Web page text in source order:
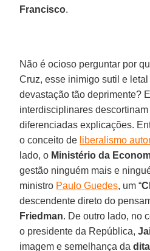
Francisco.
Não é ocioso perguntar por
Cruz, esse inimigo sutil e
devastação tão deprimente?
interdisciplinares
diferenciadas explicações.
o conceito de liberalismo
lado, o Ministério da
gestão ninguém mais e
ministro Paulo Guedes, um “
descendente direto do
Friedman. De outro lado, no
o presidente da República,
imagem e semelhança da